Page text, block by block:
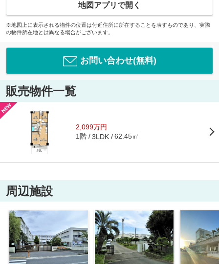
地図アプリで開く
※地図上に表示される物件の位置は付近住所に所在することを表すものであり、実際
の物件所在地とは異なる場合がございます。
お問い合わせ(無料)
販売物件一覧
2,099万円
1階 3LDK 62.45㎡
周辺施設